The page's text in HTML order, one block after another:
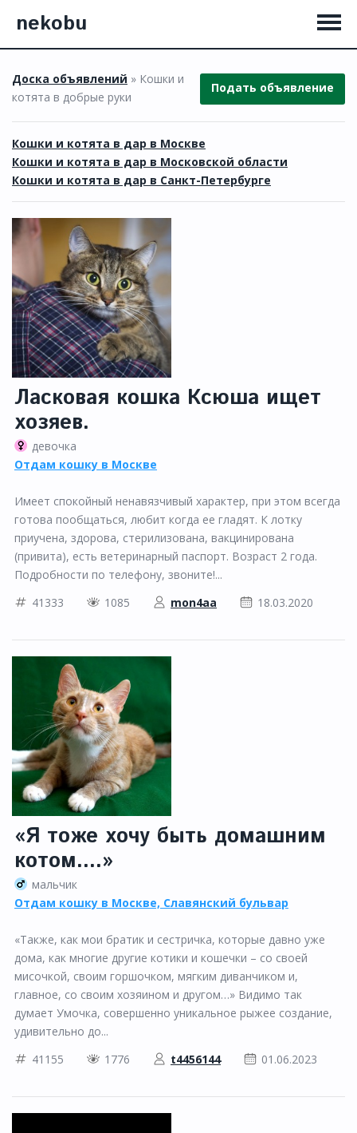
nekobu
Доска объявлений » Кошки и
котята в добрые руки
Подать объявление
Кошки и котята в дар в Москве
Кошки и котята в дар в Московской области
Кошки и котята в дар в Санкт-Петербурге
Ласковая кошка Ксюша ищет
хозяев.
девочка
Отдам кошку в Москве
Имеет спокойный ненавязчивый характер, при этом всегда
готова пообщаться, любит когда ее гладят. К лотку
приучена, здорова, стерилизована, вакцинирована
(привита), есть ветеринарный паспорт. Возраст 2 года.
Подробности по телефону, звоните!...
41333
1085 mon4aa 18.03.2020
«Я тоже хочу быть домашним
котом....»
мальчик
Отдам кошку в Москве, Славянский бульвар
«Также, как мои братик и сестричка, которые давно уже
дома, как многие другие котики и кошечки – со своей
мисочкой, своим горшочком, мягким диванчиком и,
главное, со своим хозяином и другом…» Видимо так
думает Умочка, совершенно уникальное рыжее создание,
удивительно до...
41155
1776 t4456144 01.06.2023